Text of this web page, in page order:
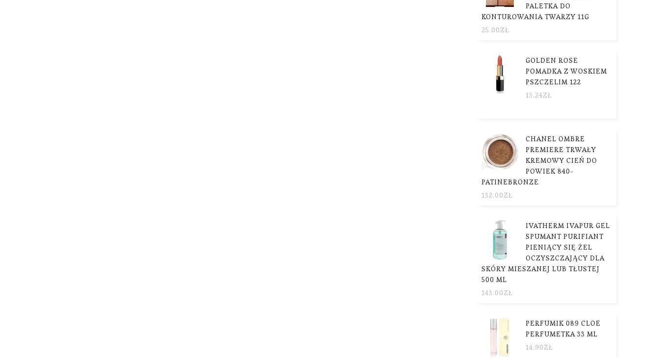
PALETKA DO
KONTUROWANIA TWARZY 11G
25.00ZŁ
GOLDEN ROSE
POMADKA Z WOSKIEM
PSZCZELIM 122
13.24ZŁ
CHANEL OMBRE
PREMIERE TRWAŁY
KREMOWY CIEŃ DO
POWIEK 840-
PATINEBRONZE
132.00ZŁ
IVATHERM IVAPUR GEL
SPUMANT PURIFIANT
PIENIĄCY SIĘ ŻEL
OCZYSZCZAJĄCY DLA
SKÓRY MIESZANEJ LUB TŁUSTEJ
500 ML
143.00ZŁ
PERFUMIK 089 CLOE
PERFUMETKA 33 ML
14.90ZŁ